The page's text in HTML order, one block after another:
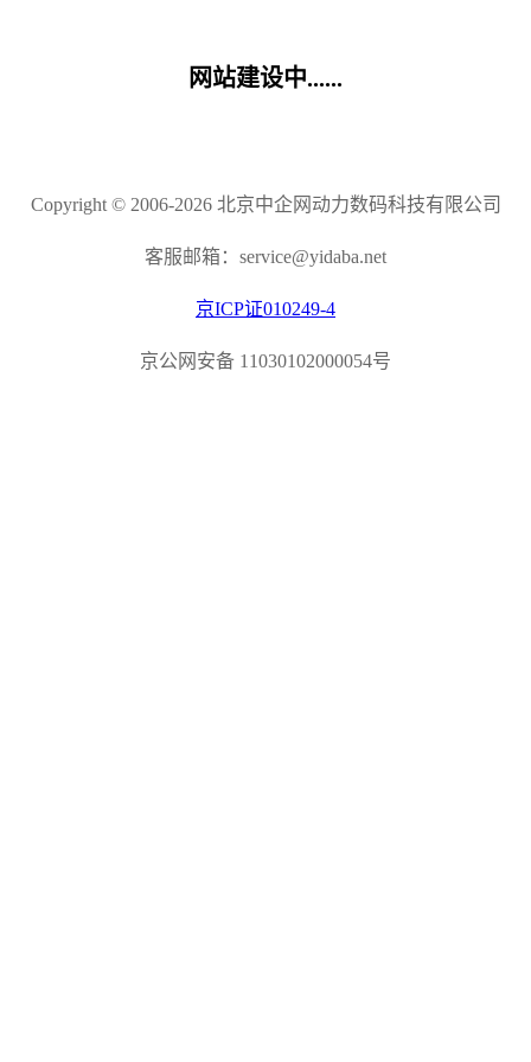
网站建设中......
Copyright © 2006-2026 北京中企网动力数码科技有限公司
客服邮箱：service@yidaba.net
京ICP证010249-4
京公网安备 11030102000054号